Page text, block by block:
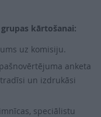
kārtošanai:
uz komisiju.
anketa
un izdrukāsi
speciālistu